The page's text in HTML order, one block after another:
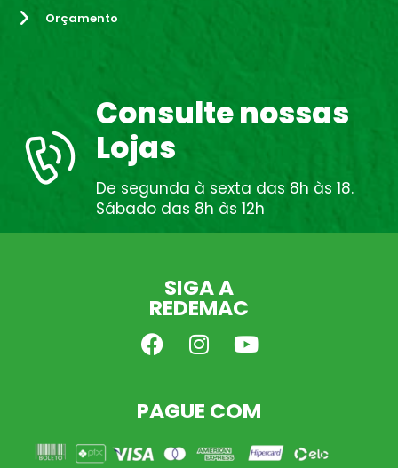
Orçamento
Consulte nossas
Lojas
De segunda à sexta das 8h às 18.
Sábado das 8h às 12h
SIGA A
REDEMAC
PAGUE COM